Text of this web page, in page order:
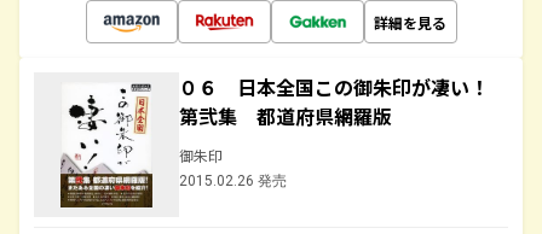
詳細を見る
０６ 日本全国この御朱印が凄い！
第弐集 都道府県網羅版
御朱印
2015.02.26 発売